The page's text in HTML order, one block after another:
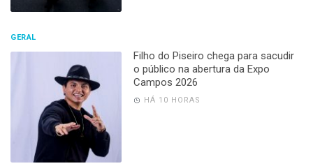
GERAL
Filho do Piseiro chega para sacudir
o público na abertura da Expo
Campos 2026
HÁ 10 HORAS